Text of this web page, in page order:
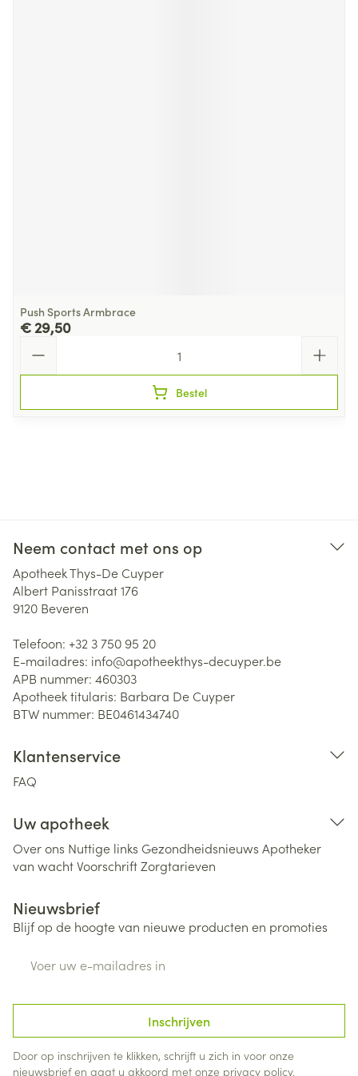
Push Sports Armbrace
€ 29,50
Bestel
Neem contact met ons op
Apotheek Thys-De Cuyper
Albert Panisstraat 176
9120 Beveren
Telefoon: +32 3 750 95 20
E-mailadres: info@apotheekthys-decuyper.be
APB nummer: 460303
Apotheek titularis: Barbara De Cuyper
BTW nummer: BE0461434740
Klantenservice
FAQ
Uw apotheek
Over ons Nuttige links Gezondheidsnieuws Apotheker
van wachtVoorschriftZorgtarieven
Nieuwsbrief
Blijf op de hoogte van nieuwe producten en promoties
Inschrijven
Door op inschrijven te klikken, schrijft u zich in voor onze
nieuwsbrief en gaat u akkoord met onze privacy policy.